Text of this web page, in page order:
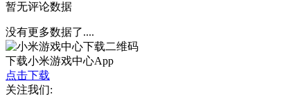
暂无评论数据
没有更多数据了....
下载小米游戏中心App
点击下载
关注我们: